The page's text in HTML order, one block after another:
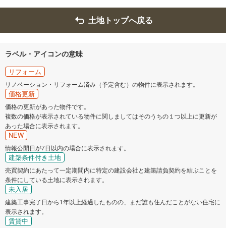
土地トップへ戻る
ラベル・アイコンの意味
リフォーム
リノベーション・リフォーム済み（予定含む）の物件に表示されます。
価格更新
価格の更新があった物件です。
複数の価格が表示されている物件に関しましてはそのうちの１つ以上に更新が
あった場合に表示されます。
NEW
情報公開日が7日以内の場合に表示されます。
建築条件付き土地
売買契約にあたって一定期間内に特定の建設会社と建築請負契約を結ぶことを
条件にしている土地に表示されます。
未入居
建築工事完了日から1年以上経過したものの、まだ誰も住んだことがない住宅に
表示されます。
賃貸中